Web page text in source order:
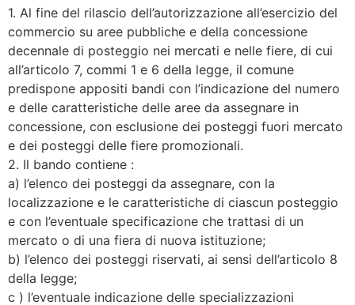
1. Al fine del rilascio dell’autorizzazione all’esercizio del
commercio su aree pubbliche e della concessione
decennale di posteggio nei mercati e nelle fiere, di cui
all’articolo 7, commi 1 e 6 della legge, il comune
predispone appositi bandi con l’indicazione del numero
e delle caratteristiche delle aree da assegnare in
concessione, con esclusione dei posteggi fuori mercato
e dei posteggi delle fiere promozionali.
2. Il bando contiene :
a) l’elenco dei posteggi da assegnare, con la
localizzazione e le caratteristiche di ciascun posteggio
e con l’eventuale specificazione che trattasi di un
mercato o di una fiera di nuova istituzione;
b) l’elenco dei posteggi riservati, ai sensi dell’articolo 8
della legge;
c ) l’eventuale indicazione delle specializzazioni